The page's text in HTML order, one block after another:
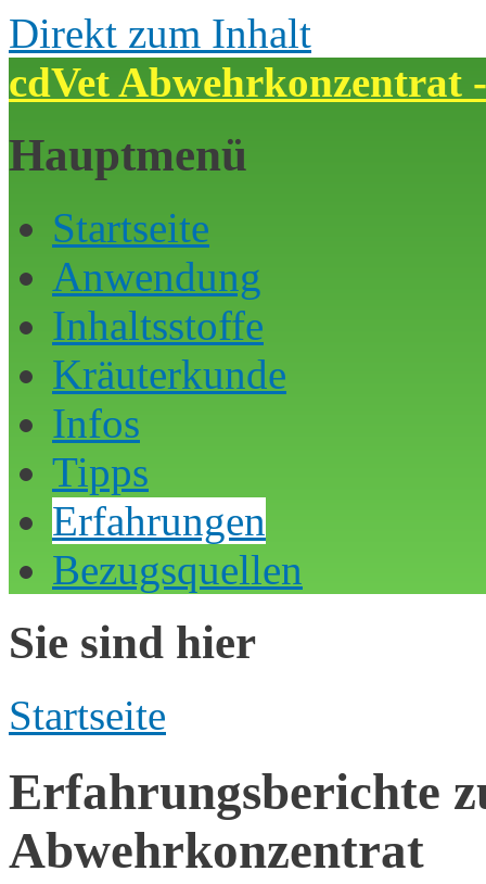
Direkt zum Inhalt
cdVet Abwehrkonzentrat
Hauptmenü
Startseite
Anwendung
Inhaltsstoffe
Kräuterkunde
Infos
Tipps
Erfahrungen
Bezugsquellen
Sie sind hier
Startseite
Erfahrungsberichte
Abwehrkonzentrat